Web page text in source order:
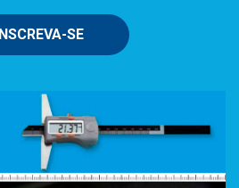
INSCREVA-SE